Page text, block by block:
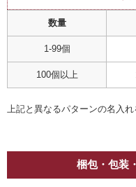
数量
1-99個
100個以上
上記と異なるパターンの名入
梱包・包装